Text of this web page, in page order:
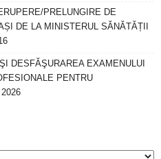
PRELUNGIRE DE
DE LA MINISTERUL SĂNĂTĂȚII
DESFĂŞURAREA EXAMENULUI
PENTRU